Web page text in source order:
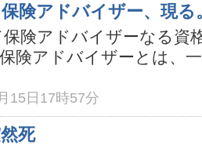
険アドバイザー、現る
保険アドバイザーなる資
険アドバイザーとは、
日17時57分
死